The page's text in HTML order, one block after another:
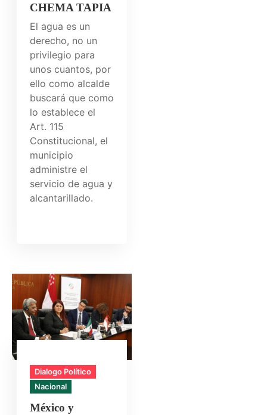
CHEMA TAPIA
El agua es un
derecho, no un
privilegio para
unos cuantos, por
ello como alcalde
buscará que como
lo establece el
Art. 115
Constitucional, el
municipio
administre el
servicio de agua y
alcantarillado.
Dialogo Político
Nacional
México y